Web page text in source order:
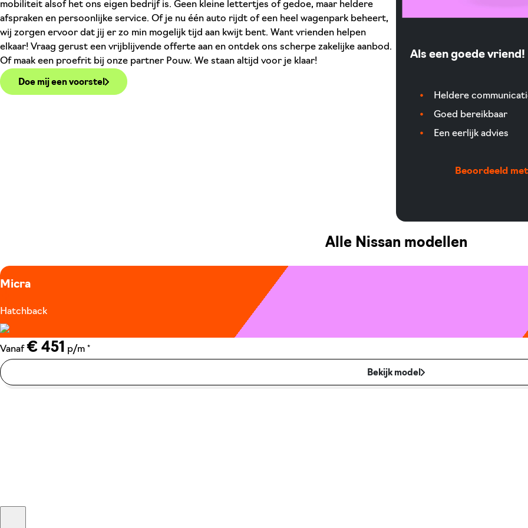
mobiliteit alsof het ons eigen bedrijf is. Geen kleine lettertjes of gedoe, maar heldere
afspraken en persoonlijke service. Of je nu één auto rijdt of een heel wagenpark beheert,
wij zorgen ervoor dat jij er zo min mogelijk tijd aan kwijt bent. Want vrienden helpen
elkaar! Vraag gerust een vrijblijvende offerte aan en ontdek ons scherpe zakelijke aanbod.
Of maak een proefrit bij onze partner Pouw. We staan altijd voor je klaar!
Doe mij een voorstel
Als een goede vriend!
Heldere
Goed bereikbaar
Een eerlijk advies
Beoordeeld met
Alle Nissan modellen
Micra
Hatchback
Vanaf € 451 p/m *
Bekijk model